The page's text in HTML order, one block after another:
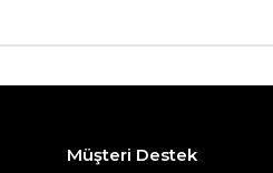
Müşteri Destek